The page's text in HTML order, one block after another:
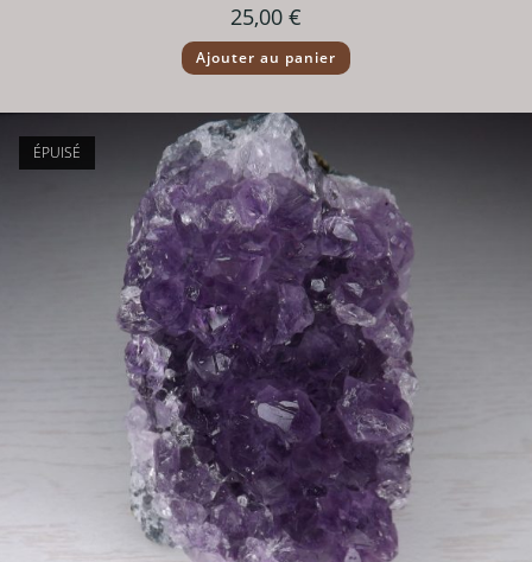
25,00 €
Ajouter au panier
ÉPUISÉ